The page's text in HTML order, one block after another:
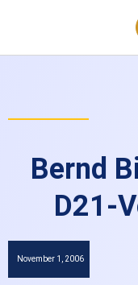
Bernd
D21-
November 1, 2006